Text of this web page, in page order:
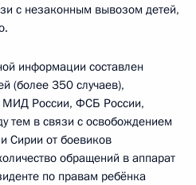
с незаконным вывозом детей,
информации составлен
(более 350 случаев),
МИД России, ФСБ России,
тем в связи с освобождением
Сирии от боевиков
обращений в аппарат
по правам ребёнка